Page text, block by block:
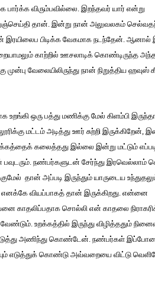
பார்க்க விரும்பவில்லை. இறந்தவர் யார் என்று
தான். இன்று நான் அலுவலகம்
இரயிலைப பிடிக்க வேகமாக நடந்தேன். ஆனால்
காற்றில் ஊசலாடிக் கொண்டிருந்த அந்த
வேலையிலிருந்து நான் நிறுத்திய ஹவுஸ்
ஒரு பத்து மணிக்கு மேல் கிளம்பி
மட்டம் அடித்து ஊர் சுற்றி இருக்கிறேன்,
கலைத்தது இல்லை இன்று மட்டும்
பவுடரும். நண்பர்களுடன் சேர்ந்து இரவெல்லாம்
தான் அப்படி இருந்தும் யாருடைய
வியப்பாகத் தான் இருக்கிறது. என்னை
காதலிப்பதாக சொல்லி என் காதலை
உறக்கத்தில் இருந்து விழித்ததும்
அணிந்து கொண்டேன். நண்பர்கள்
எடுத்துக் கொண்டு அவ்வறையை விட்டு